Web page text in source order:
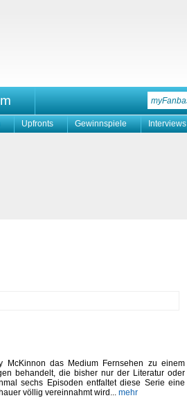
Upfronts Gewinnspiele Interviews
McKinnon das Medium Fernsehen zu einem
behandelt, die bisher nur der Literatur oder
sechs Episoden entfaltet diese Serie eine
völlig vereinnahmt wird... mehr